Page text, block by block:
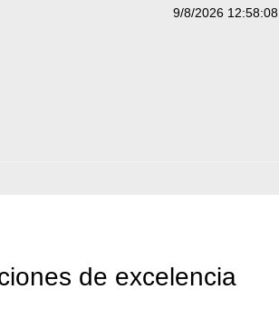
9/8/2026 12:58:09
de excelencia